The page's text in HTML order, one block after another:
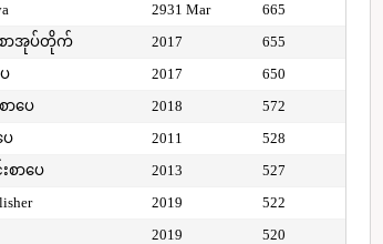
2931 Mar
665
စာအုပ်တိုက် 2017
655
2017
650
ာပေ 2018
572
ေ 2011
528
စာပေ 2013
527
2019
522
2019
520